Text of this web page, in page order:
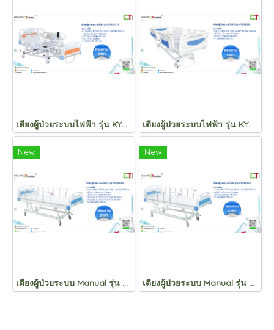
เตียงผู้ป่วยระบบไฟฟ้า รุ่น KYD3617K เตียงผู้ป่วยระบบไฟฟ้า รุ่น KYD3618L
New
เตียงผู้ป่วยระบบ Manual รุ่น KYD5618L
New
เตียงผู้ป่วยระบบ Manual รุ่น KYD3611K